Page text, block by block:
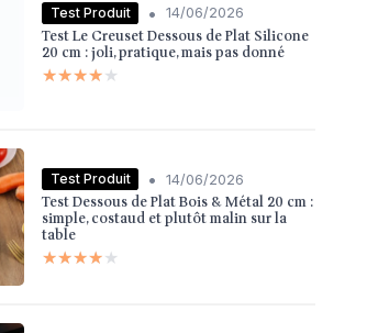
Test Produit • 14/06/2026
Test Le Creuset Dessous de Plat Silicone
20 cm : joli, pratique, mais pas donné
★★★★★
★★★★★
Test Produit • 14/06/2026
Test Dessous de Plat Bois & Métal 20 cm :
simple, costaud et plutôt malin sur la
table
★★★★★
★★★★★